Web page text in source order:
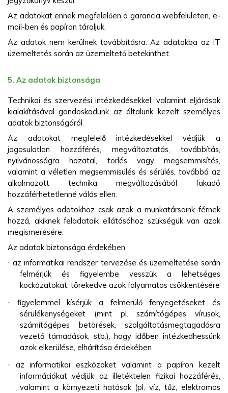
Az adatokat ennek megfelelően a garancia webfelületen, e-
mail-ben és papíron tároljuk.
Az adatok nem kerülnek továbbításra. Az adatokba az IT
üzemeltetés során az üzemeltető betekinthet.
5. Az adatok biztonsága
Technikai és szervezési intézkedésekkel, valamint eljárások
kialakításával gondoskodunk az általunk kezelt személyes
adatok biztonságáról.
Az adatokat megfelelő intézkedésekkel védjük a
jogosulatlan hozzáférés, megváltoztatás, továbbítás,
nyilvánosságra hozatal, törlés vagy megsemmisítés,
valamint a véletlen megsemmisülés és sérülés, továbbá az
alkalmazott technika megváltozásából fakadó
hozzáférhetetlenné válás ellen.
A személyes adatokhoz csak azok a munkatársaink férnek
hozzá, akiknek feladataik ellátásához szükségük van azok
megismerésére.
Az adatok biztonsága érdekében
·az informatikai rendszer tervezése és üzemeltetése során
felmérjük és figyelembe vesszük a lehetséges
kockázatokat, törekedve azok folyamatos csökkentésére
· figyelemmel kísérjük a felmerülő fenyegetéseket és
sérülékenységeket (mint pl. számítógépes vírusok,
számítógépes betörések, szolgáltatásmegtagadásra
vezető támadások, stb.), hogy időben intézkedhessünk
azok elkerülése, elhárítása érdekében
· az informatikai eszközöket valamint a papíron kezelt
információkat védjük az illetéktelen fizikai hozzáférés,
valamint a környezeti hatások (pl. víz, tűz, elektromos